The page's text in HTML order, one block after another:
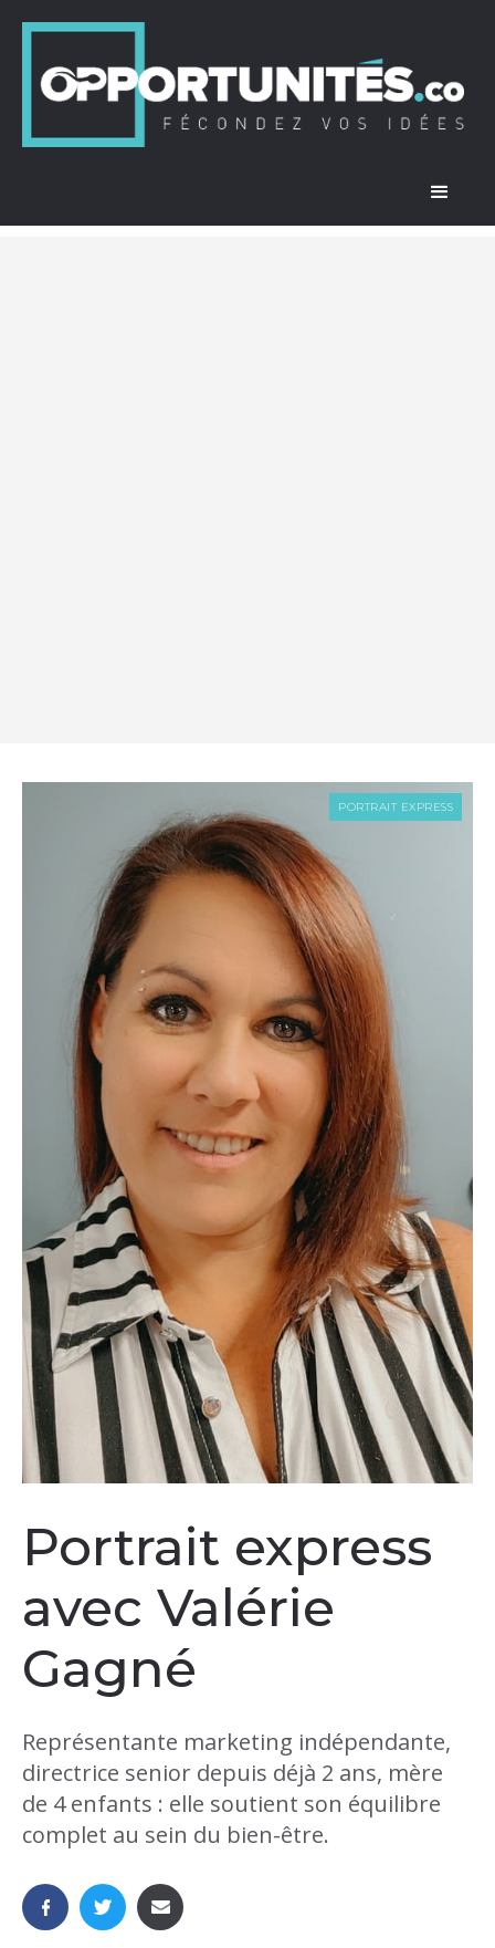
PORTRAIT EXPRESS
Portrait express
avec Valérie
Gagné
Représentante marketing indépendante,
directrice senior depuis déjà 2 ans, mère
de 4 enfants : elle soutient son équilibre
complet au sein du bien-être.